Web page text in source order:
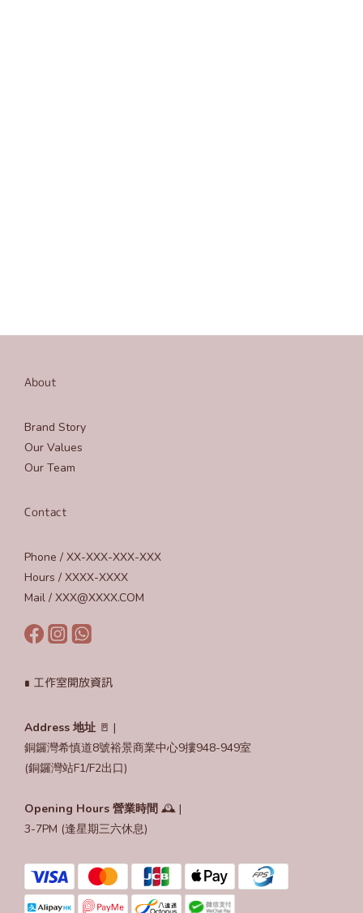
About
Brand Story
Our Values
Our Team
Contact
Phone / XX-XXX-XXX-XXX
Hours / XXXX-XXXX
Mail / XXX@XXXX.COM
∎ 工作室開放資訊
Address 地址 🚪 |
銅鑼灣希慎道8號裕景商業中心9摟948-949室
(銅鑼灣站F1/F2出口)
Opening Hours 營業時間 🕰️ |
3-7PM (逢星期三六休息)